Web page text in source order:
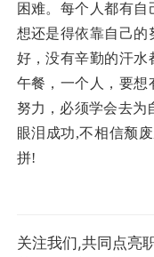
困难。每个人都有
想还是得依靠自己的
好，没有辛勤的汗水
午餐，一个人，要想
努力，必须学会去为
眼泪成功,不相信颓
拼!
关注我们,共同点亮